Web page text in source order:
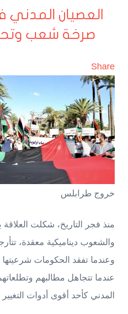
العصيان
صرخة شعب
Share
خروج طرابلس
منذ فجر التاريخ، شكلت
والشعوب ديناميكية معقدة،
وعندما تفقد الحكومات
عندما تتجاهل مطالبهم
المدني كأحد أقوى أدوات